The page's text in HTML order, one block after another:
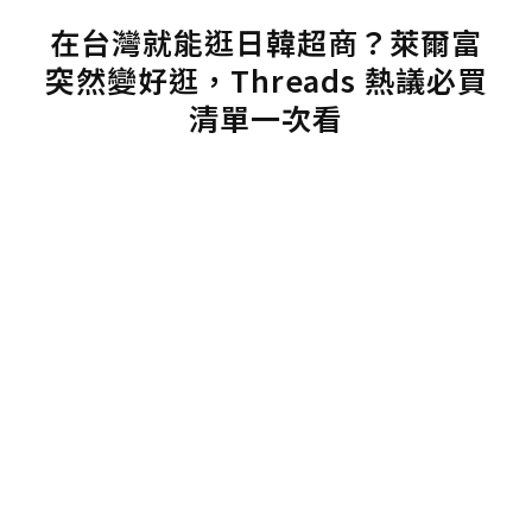
在台灣就能逛日韓超商？萊爾富
突然變好逛，Threads 熱議必買
清單一次看